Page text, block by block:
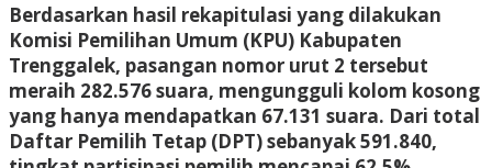
Berdasarkan hasil rekapitulasi yang dilakukan
Komisi Pemilihan Umum (KPU) Kabupaten
Trenggalek, pasangan nomor urut 2 tersebut
meraih 282.576 suara, mengungguli kolom kosong
yang hanya mendapatkan 67.131 suara. Dari total
Daftar Pemilih Tetap (DPT) sebanyak 591.840,